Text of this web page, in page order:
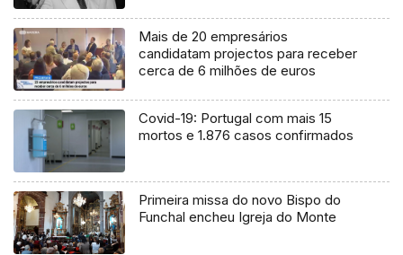
Mais de 20 empresários
candidatam projectos para receber
cerca de 6 milhões de euros
Covid-19: Portugal com mais 15
mortos e 1.876 casos confirmados
Primeira missa do novo Bispo do
Funchal encheu Igreja do Monte